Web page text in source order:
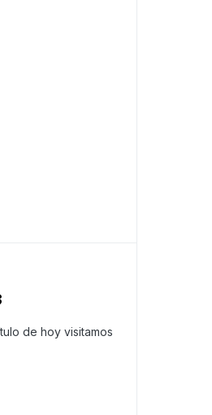
de hoy visitamos